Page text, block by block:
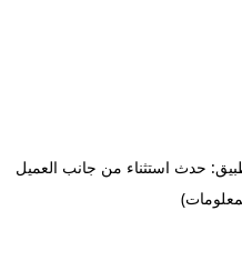
حدث استثناء من جانب العميل